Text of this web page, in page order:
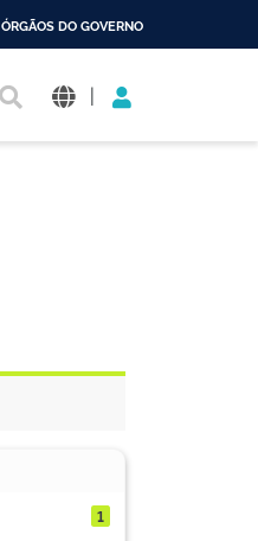
ÓRGÃOS DO GOVERNO
|
1